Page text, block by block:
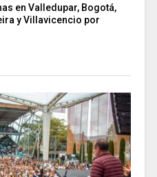
en Valledupar, Bogotá,
y Villavicencio por